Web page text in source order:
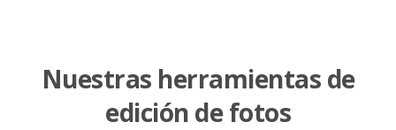
Nuestras herramientas de
edición de fotos